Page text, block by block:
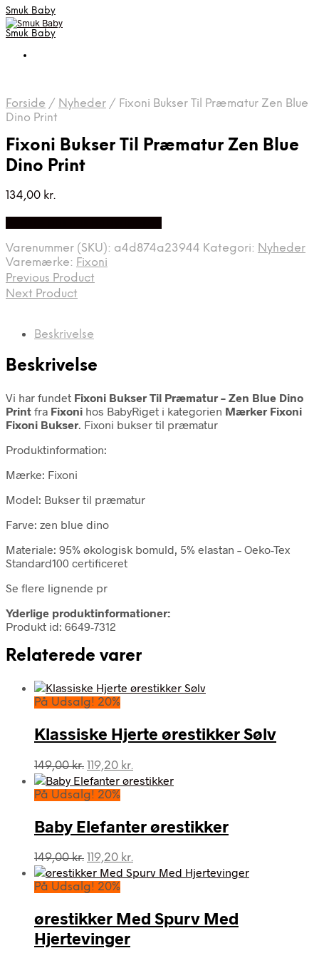
Smuk Baby
Smuk Baby
Forside / Nyheder / Fixoni Bukser Til Præmatur Zen Blue
Dino Print
Fixoni Bukser Til Præmatur Zen Blue
Dino Print
134,00 kr.
Varenummer (SKU): a4d874a23944 Kategori: Nyheder
Varemærke: Fixoni
Previous Product
Next Product
Beskrivelse
Beskrivelse
Vi har fundet Fixoni Bukser Til Præmatur – Zen Blue Dino
Print fra Fixoni hos BabyRiget i kategorien Mærker Fixoni
Fixoni Bukser. Fixoni bukser til præmatur
Produktinformation:
Mærke: Fixoni
Model: Bukser til præmatur
Farve: zen blue dino
Materiale: 95% økologisk bomuld, 5% elastan – Oeko-Tex
Standard100 certificeret
Se flere lignende pr
Yderlige produktinformationer:
Produkt id: 6649-7312
Relaterede varer
På Udsalg! 20%
Klassiske Hjerte ørestikker Sølv
149,00kr. Den
oprindelige
pris
149,00 kr..
119,20 kr.
aktuelle
På Udsalg! 20%
Baby Elefanter ørestikker
149,00kr. Den
oprindelige
pris
149,00 kr..
119,20 kr.
aktuelle
119,20 kr..
På Udsalg! 20%
ørestikker Med Spurv Med
Hjertevinger